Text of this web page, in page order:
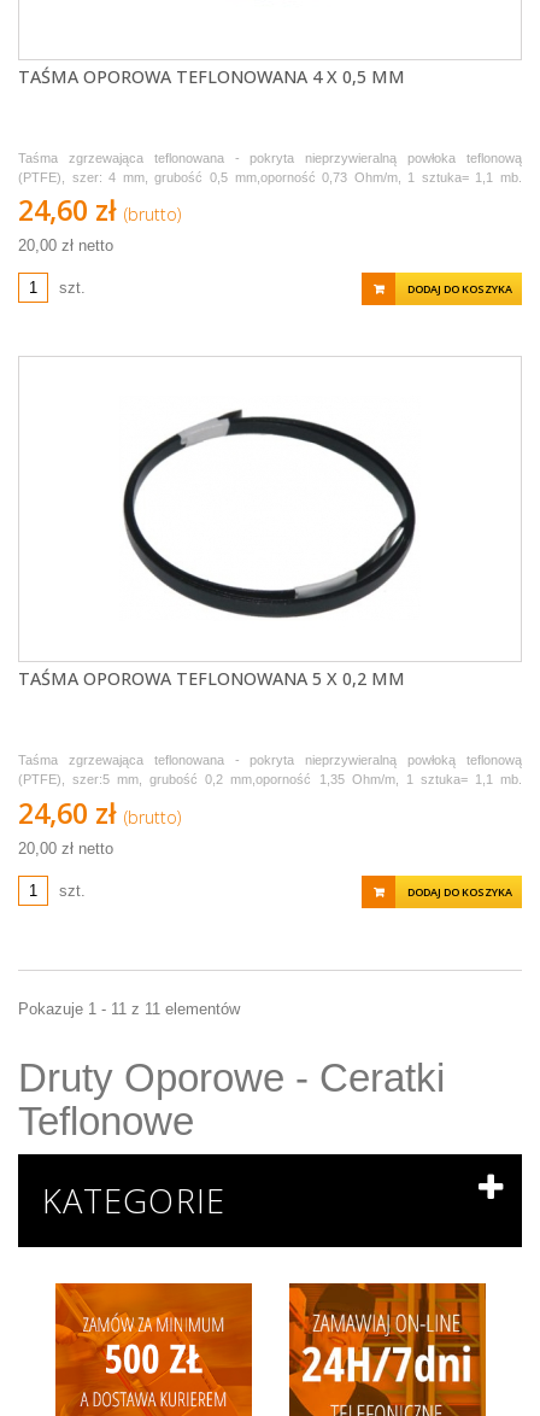
TAŚMA OPOROWA TEFLONOWANA 4 X 0,5 MM
Taśma zgrzewająca teflonowana - pokryta nieprzywieralną powłoka teflonową
(PTFE), szer: 4 mm, grubość 0,5 mm,oporność 0,73 Ohm/m, 1 sztuka= 1,1 mb.
Sprzedawana w odcinkach po 1,1 metra.
24,60 zł (brutto)
20,00 zł netto
szt. DODAJ DO KOSZYKA
TAŚMA OPOROWA TEFLONOWANA 5 X 0,2 MM
Taśma zgrzewająca teflonowana - pokryta nieprzywieralną powłoką teflonową
(PTFE), szer:5 mm, grubość 0,2 mm,oporność 1,35 Ohm/m, 1 sztuka= 1,1 mb.
Sprzedawana w odcinkach po 1,1 metra.
24,60 zł (brutto)
20,00 zł netto
szt. DODAJ DO KOSZYKA
Pokazuje 1 - 11 z 11 elementów
Druty Oporowe - Ceratki
Teflonowe
KATEGORIE